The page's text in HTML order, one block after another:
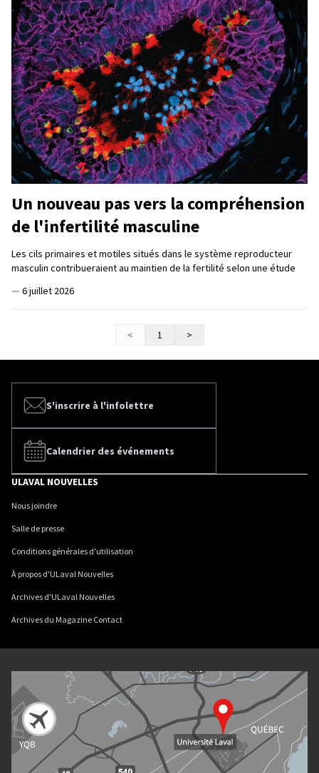
Un nouveau pas vers la compréhension
de l'infertilité masculine
Les cils primaires et motiles situés dans le système reproducteur
masculin contribueraient au maintien de la fertilité selon une étude
— 6 juillet 2026
< 1 >
S'inscrire à l'infolettre
Calendrier des événements
ULAVAL NOUVELLES
Nous joindre
Salle de presse
Conditions générales d'utilisation
À propos d'ULaval Nouvelles
Archives d'ULaval Nouvelles
Archives du Magazine Contact